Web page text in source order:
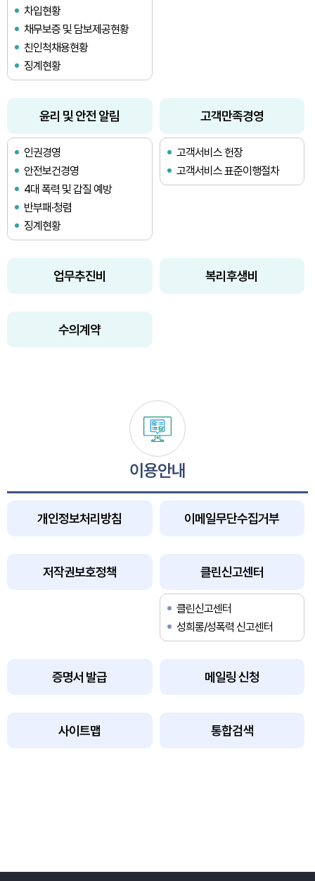
차입현황
채무보증 및 담보제공현황
친인척채용현황
징계현황
윤리 및 안전 알림
인권경영
안전보건경영
4대 폭력 및 갑질 예방
반부패·청렴
징계현황
고객만족경영
고객서비스 헌장
고객서비스 표준이행절차
업무추진비 복리후생비
수의계약
이용안내
개인정보처리방침 이메일무단수집거부
저작권보호정책 클린신고센터
클린신고센터
성희롱/성폭력 신고센터
증명서 발급 메일링 신청
사이트맵 통합검색